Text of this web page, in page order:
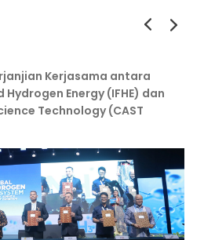
Kerjasama antara
Energy (IFHE) dan
Technology (CAST